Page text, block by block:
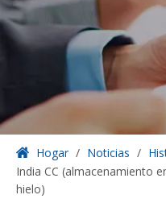
Hogar / Noticias /
India CC (almacenamiento
hielo)